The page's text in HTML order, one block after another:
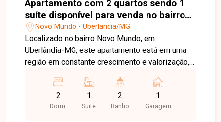
Apartamento com 2 quartos sendo 1
suíte disponível para venda no bairro
Novo Mundo em Uberlândia-MG
Novo Mundo - Uberlândia/MG
Localizado no bairro Novo Mundo, em
Uberlândia-MG, este apartamento está em uma
região em constante crescimento e valorização,
principais vias da cidade. Próximo a
supermercados, farmácias, academias, escolas e
diversos comércios e serviços, oferece
2
Dorm.
1
Suite
2
Banho
1
Garagem